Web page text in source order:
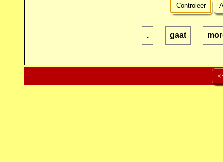
Controleer
. gaat